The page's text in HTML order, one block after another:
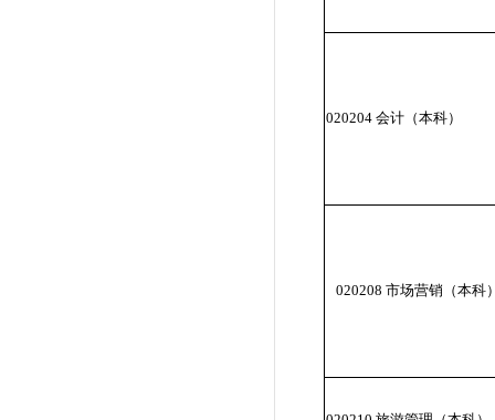
020204 会计（本科）
020208 市场营销（本科